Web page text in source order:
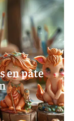
en pâte